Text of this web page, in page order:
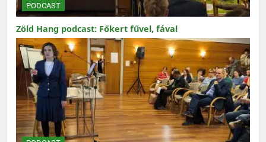
PODCAST
Zöld Hang podcast: Főkert fűvel, fával